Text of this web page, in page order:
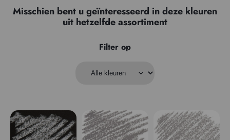
Misschien bent u geïnteresseerd in deze kleuren
uit hetzelfde assortiment
Filter op